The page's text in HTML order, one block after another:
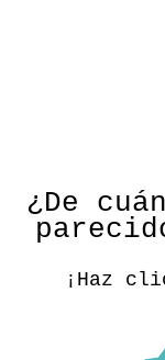
¿De
¡Haz